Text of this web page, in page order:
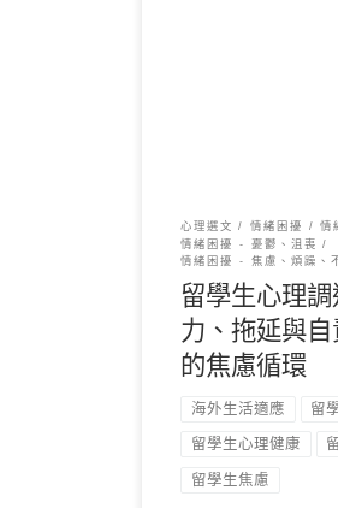
心理選文 情緒困擾
情
情緒困擾 - 憂鬱、沮喪
情緒困擾 - 焦慮、煩躁、
留學生心理調
力、拖延與
的焦慮循環
海外生活適應 留
留學生心理健康
留學生焦慮